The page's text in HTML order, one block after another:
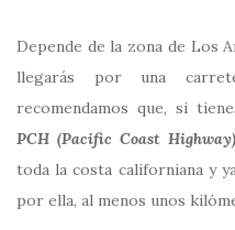
Depende de la zona de Los
llegarás por una
recomendamos que, si
PCH (Pacific Coast Highway)
toda la costa californiana y
por ella, al menos unos